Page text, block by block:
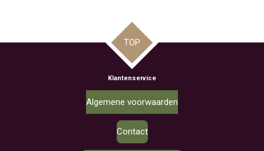
TOP
Klantenservice
Algemene voorwaarden
Contact